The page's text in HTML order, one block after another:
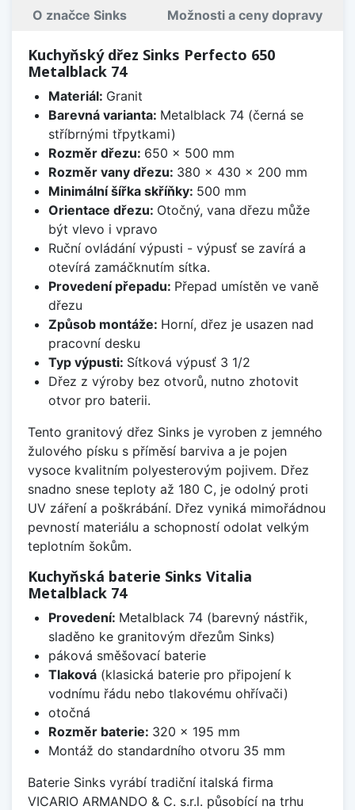
O značce Sinks Možnosti a ceny dopravy
Kuchyňský dřez Sinks Perfecto 650
Metalblack 74
Materiál: Granit
Barevná varianta: Metalblack 74 (černá se
stříbrnými třpytkami)
Rozměr dřezu: 650 x 500 mm
Rozměr vany dřezu: 380 x 430 x 200 mm
Minimální šířka skříňky: 500 mm
Orientace dřezu: Otočný, vana dřezu může
být vlevo i vpravo
Ruční ovládání výpusti - výpusť se zavírá a
otevírá zamáčknutím sítka.
Provedení přepadu: Přepad umístěn ve vaně
dřezu
Způsob montáže: Horní, dřez je usazen nad
pracovní desku
Typ výpusti: Sítková výpusť 3 1/2
Dřez z výroby bez otvorů, nutno zhotovit
otvor pro baterii.
Tento granitový dřez Sinks je vyroben z jemného
žulového písku s příměsí barviva a je pojen
vysoce kvalitním polyesterovým pojivem. Dřez
snadno snese teploty až 180 C, je odolný proti
UV záření a poškrábání. Dřez vyniká mimořádnou
pevností materiálu a schopností odolat velkým
teplotním šokům.
Kuchyňská baterie Sinks Vitalia
Metalblack 74
Provedení: Metalblack 74 (barevný nástřik,
sladěno ke granitovým dřezům Sinks)
páková směšovací baterie
Tlaková(klasická baterie pro připojení k
vodnímu řádu nebo tlakovému ohřívači)
otočná
Rozměr baterie: 320 x 195 mm
Montáž do standardního otvoru 35 mm
Baterie Sinks vyrábí tradiční italská firma
VICARIO ARMANDO & C. s.r.l. působící na trhu